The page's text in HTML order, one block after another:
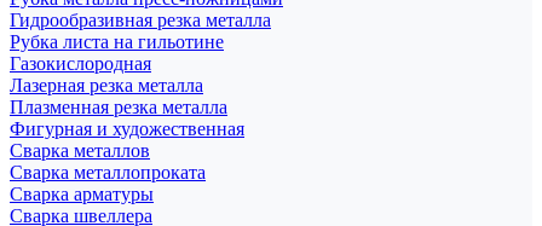
Гидрообразивная резка металла
Рубка листа на гильотине
Газокислородная
Лазерная резка металла
Плазменная резка металла
Фигурная и художественная
Сварка металлов
Сварка металлопроката
Сварка арматуры
Сварка швеллера